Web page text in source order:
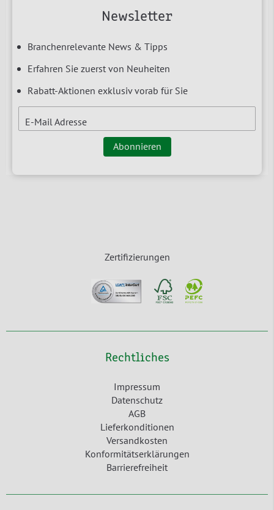
Newsletter
Branchenrelevante News & Tipps
Erfahren Sie zuerst von Neuheiten
Rabatt-Aktionen exklusiv vorab für Sie
E-Mail Adresse
Abonnieren
Zertifizierungen
Rechtliches
Impressum
Datenschutz
AGB
Lieferkonditionen
Versandkosten
Konformitätserklärungen
Barrierefreiheit